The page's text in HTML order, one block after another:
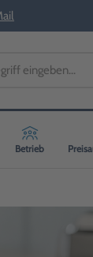
Betrieb